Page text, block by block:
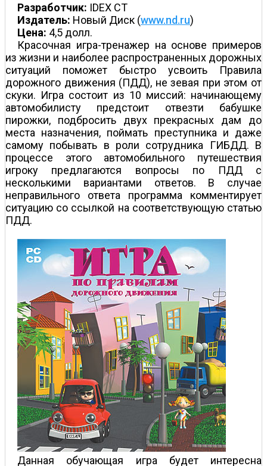
Разработчик: IDEX CT
Издатель: Новый Диск (www.nd.ru)
Цена: 4,5 долл.
Красочная игра-тренажер на основе примеров
из жизни и наиболее распространенных дорожных
ситуаций поможет быстро усвоить Правила
дорожного движения (ПДД), не зевая при этом от
скуки. Игра состоит из 10 миссий: начинающему
автомобилисту предстоит отвезти бабушке
пирожки, подбросить двух прекрасных дам до
места назначения, поймать преступника и даже
самому побывать в роли сотрудника ГИБДД. В
процессе этого автомобильного путешествия
игроку предлагаются вопросы по ПДД с
несколькими вариантами ответов. В случае
неправильного ответа программа комментирует
ситуацию со ссылкой на соответствующую статью
ПДД.
Данная обучающая игра будет интересна